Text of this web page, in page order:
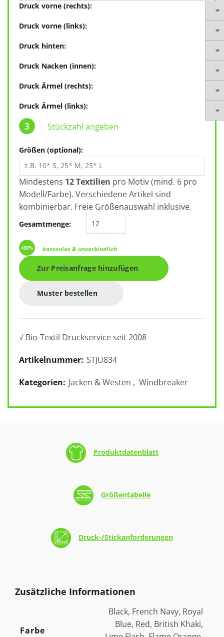
Druck vorne (rechts):
Druck vorne (links):
Druck hinten:
Druck Nacken (innen):
Druck Ärmel (rechts):
Druck Ärmel (links):
Stückzahl angeben
Größen (optional):
Mindestens 12 Textilien pro Motiv (mind. 6 pro
Modell/Farbe). Verschiedene Artikel sind
kombinierbar. Freie Größenauswahl inklusive.
Gesamtmenge:
kostenlos & unverbindlich
Muster bestellen
√ Bio-Textil Druckservice seit 2008
Artikelnummer: STJU834
Kategorien: Jacken & Westen , Windbreaker
Produktdatenblatt
Größentabelle
Druck-/Stickanforderungen
Zusätzliche Informationen
Farbe
Black, French Navy, Royal
Blue, Red, British Khaki,